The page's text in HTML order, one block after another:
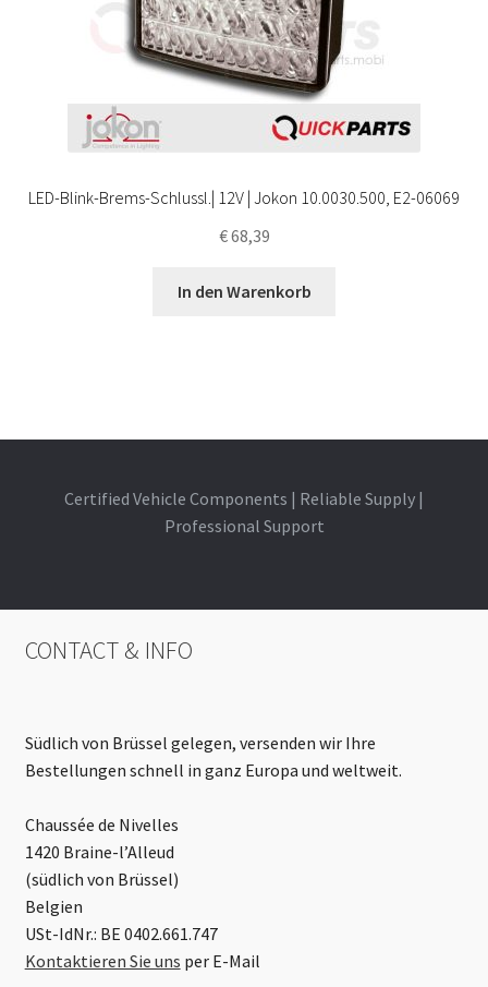
LED-Blink-Brems-Schlussl.| 12V | Jokon 10.0030.500, E2-06069
€68,39
In den Warenkorb
Certified Vehicle Components | Reliable Supply |
Professional Support
CONTACT & INFO
Südlich von Brüssel gelegen, versenden wir Ihre
Bestellungen schnell in ganz Europa und weltweit.
Chaussée de Nivelles
1420 Braine-l’Alleud
(südlich von Brüssel)
Belgien
USt-IdNr.: BE 0402.661.747
Kontaktieren Sie uns per E-Mail